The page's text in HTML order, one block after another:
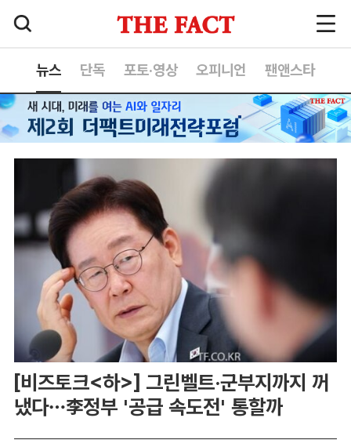
뉴스 단독 포토·영상 오피니언 팬앤스타
[비즈토크<하>] 그린벨트·군부지까지 꺼
냈다…李정부 '공급 속도전' 통할까